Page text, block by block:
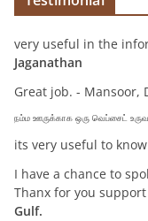
very useful in the
Jaganathan
Great job. - Mansoor,
நம்ம ஊருக்காக ஒரு வெப்சைட்
its very useful to
I have a chance to
Thanx for you
Gulf.